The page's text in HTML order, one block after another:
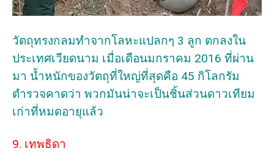
วัตถุทรงกลมทำจากโลหะแปลกๆ 3 ลูก ตกลงใน
ประเทศเวียดนาม เมื่อเดือนมกราคม 2016 ที่ผ่าน
มา น้ำหนักของวัตถุที่ใหญ่ที่สุดคือ 45 กิโลกรัม
ตำรวจคาดว่า พวกมันน่าจะเป็นชิ้นส่วนดาวเทียม
เก่าที่หมดอายุแล้ว
9. เทพธิดา